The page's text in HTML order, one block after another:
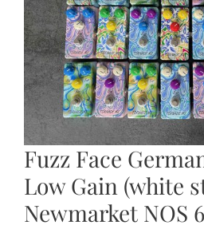
Fuzz Face
Low Gain (white
Newmarket NOS